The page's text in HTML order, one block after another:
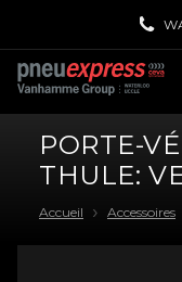
PORTE-
THULE:
Accueil Accessoires